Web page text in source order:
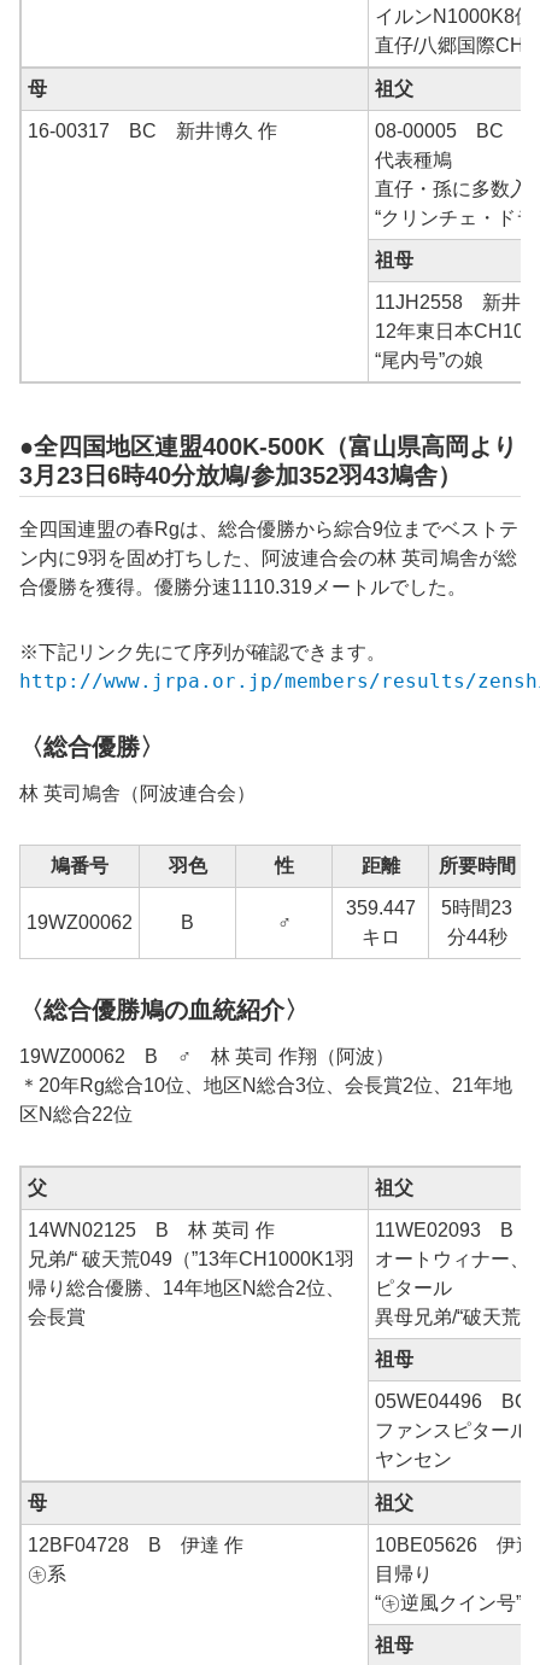
イルンN1000K8
直仔/八郷国際
母 祖父
16-00317 BC 新井博久 作
08-00005 BC
代表種鳩
直仔・孫に多数入
“クリンチェ・ドラ
祖母
11JH2558 新井
12年東日本
“尾内号”の娘
●全四国地区連盟400K-500K（富山県高岡より
3月23日6時40分放鳩/参加352羽43鳩舎）
全四国連盟の春Rgは、総合優勝から綜合9位までベストテ
ン内に9羽を固め打ちした、阿波連合会の林 英司鳩舎が総
合優勝を獲得。優勝分速1110.319メートルでした。
※下記リンク先にて序列が確認できます。
http://www.jrpa.or.jp/members/results/
〈総合優勝〉
林 英司鳩舎（阿波連合会）
鳩番号 羽色 性 距離 所要時間
19WZ00062 B ♂
359.447
キロ
5時間23
分44秒
〈総合優勝鳩の血統紹介〉
19WZ00062 B ♂ 林 英司 作翔（阿波）
＊20年Rg総合10位、地区N総合3位、会長賞2位、21年地
区N総合22位
父 祖父
14WN02125 B 林 英司 作
兄弟/“ 破天荒049（”13年CH1000K1羽
帰り総合優勝、14年地区N総合2位、
会長賞
11WE02093 B
オートウィナー、
ピタール
異母兄弟/“破天荒
祖母
05WE04496 BC
ファンスピタール
ヤンセン
母 祖父
12BF04728 B 伊達 作
㋖系
10BE05626 伊
目帰り
“㋖逆風クイン号
祖母